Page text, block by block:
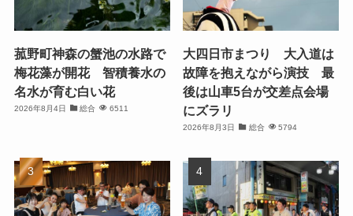
菰野町神森の蟹池の水路で
梅花藻が開花 智積養水の
名水が育む白い花
2026年8月4日 総合 6511
大四日市まつり 大入道は
故障を抱えながら演技 最
後は山車5台が交差点会場
にズラリ
2026年8月3日 総合 5794